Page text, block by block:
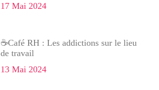
17 Mai 2024
☕Café RH : Les addictions sur le lieu
de travail
13 Mai 2024